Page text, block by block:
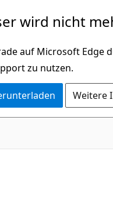
wird nicht
auf Microsoft Edge
zu nutzen.
Weitere